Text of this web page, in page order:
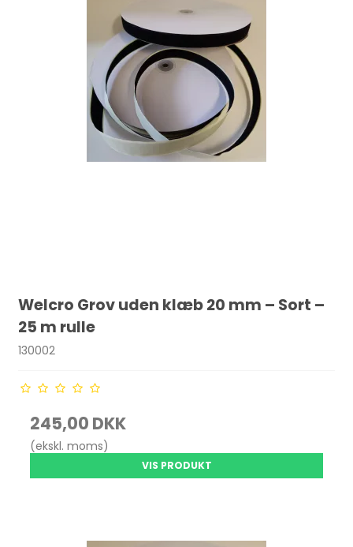
Welcro Grov uden klæb 20 mm – Sort –
25 m rulle
130002
245,00 DKK
(ekskl. moms)
VIS PRODUKT